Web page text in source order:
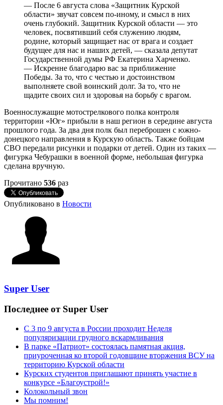
— После 6 августа слова «Защитник Курской
области» звучат совсем по-иному, и смысл в них
очень глубокий. Защитник Курской области — это
человек, посвятивший себя служению людям,
родине, который защищает нас от врага и создает
будущее для нас и наших детей, — сказала депутат
Государственной думы РФ Екатерина Харченко.
— Искренне благодарю вас за приближение
Победы. За то, что с честью и достоинством
выполняете свой воинский долг. За то, что не
щадите своих сил и здоровья на борьбу с врагом.
Военнослужащие мотострелкового полка контроля
территории «Юг» прибыли в наш регион в середине августа
прошлого года. За два дня полк был переброшен с южно-
донецкого направления в Курскую область. Также бойцам
СВО передали рисунки и подарки от детей. Один из таких —
фигурка Чебурашки в военной форме, небольшая фигурка
сделана вручную.
Прочитано 536 раз
Опубликовано в Новости
Super User
Последнее от Super User
С 3 по 9 августа в России проходит Неделя
популяризации грудного вскармливания
В парке «Патриот» состоялась памятная акция,
приуроченная ко второй годовщине вторжения ВСУ на
территорию Курской области
Курских студентов приглашают принять участие в
конкурсе «Благоустрой!»
Колокольный звон
Мы помним!